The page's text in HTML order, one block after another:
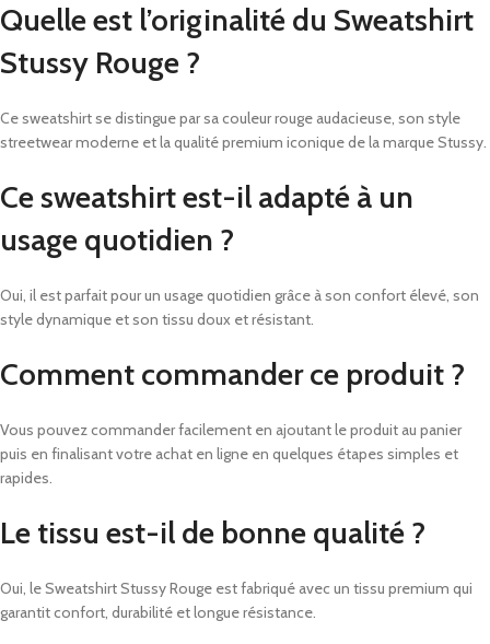
Quelle est l’originalité du Sweatshirt
Stussy Rouge ?
Ce sweatshirt se distingue par sa couleur rouge audacieuse, son style
streetwear moderne et la qualité premium iconique de la marque Stussy.
Ce sweatshirt est-il adapté à un
usage quotidien ?
Oui, il est parfait pour un usage quotidien grâce à son confort élevé, son
style dynamique et son tissu doux et résistant.
Comment commander ce produit ?
Vous pouvez commander facilement en ajoutant le produit au panier
puis en finalisant votre achat en ligne en quelques étapes simples et
rapides.
Le tissu est-il de bonne qualité ?
Oui, le Sweatshirt Stussy Rouge est fabriqué avec un tissu premium qui
garantit confort, durabilité et longue résistance.